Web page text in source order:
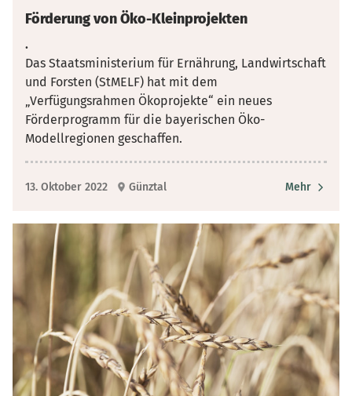
Förderung von Öko-Kleinprojekten
.
Das Staatsministerium für Ernährung, Landwirtschaft
und Forsten (StMELF) hat mit dem
„Verfügungsrahmen Ökoprojekte“ ein neues
Förderprogramm für die bayerischen Öko-
Modellregionen geschaffen.
13. Oktober 2022 Günztal Mehr